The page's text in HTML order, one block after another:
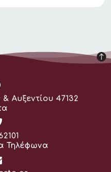
Αυξεντίου 47132
Τηλέφωνα